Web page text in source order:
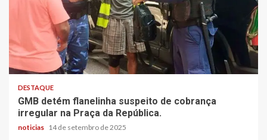
DESTAQUE
GMB detém flanelinha suspeito de cobrança
irregular na Praça da República.
noticias 14 de setembro de 2025